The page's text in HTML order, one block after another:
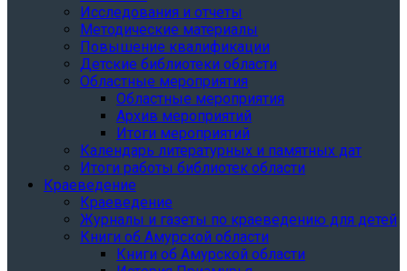
Исследования и отчеты
Методические материалы
Повышение квалификации
Детские библиотеки области
Областные мероприятия
Областные мероприятия
Архив мероприятий
Итоги мероприятий
Календарь литературных и памятных дат
Итоги работы библиотек области
Краеведение
Краеведение
Журналы и газеты по краеведению для детей
Книги об Амурской области
Книги об Амурской области